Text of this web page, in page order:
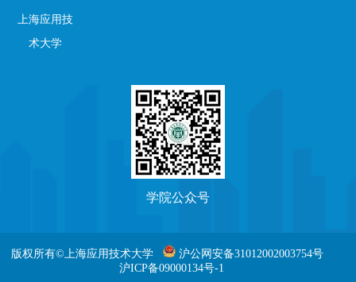
上海应用技
术大学
学院公众号
版权所有©上海应用技术大学
沪公网安备31012002003754号
沪ICP备09000134号-1